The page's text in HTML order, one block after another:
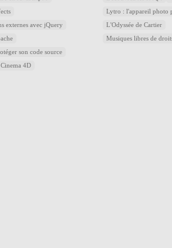
externes avec jQuery
son code source
4D
Lytro : l'appareil photo
L'Odyssée de Cartier
Musiques libres de